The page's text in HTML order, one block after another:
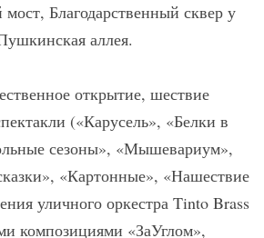
Благодарственный сквер у
аллея.
открытие, шествие
(«Карусель», «Белки в
сезоны», «Мышевариум»,
«Картонные», «Нашествие
уличного оркестра Tinto Brass
композициями «ЗаУглом»,